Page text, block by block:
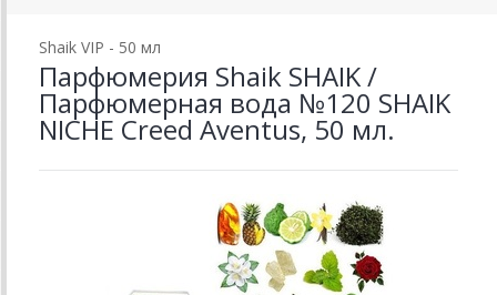
Shaik VIP - 50 мл
Парфюмерия Shaik SHAIK /
Парфюмерная вода №120 SHAIK
NICHE Creed Aventus, 50 мл.